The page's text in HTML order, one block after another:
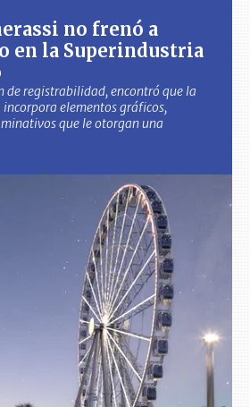
no frenó a
en la Superindustria
de registrabilidad, encontró que la
elementos gráficos,
que le otorgan una